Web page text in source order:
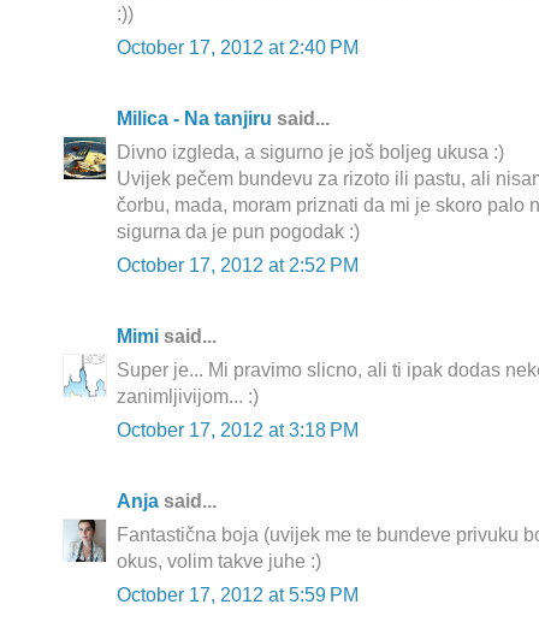
:))
October 17, 2012 at 2:40 PM
Milica - Na tanjiru said...
Divno izgleda, a sigurno je još boljeg ukusa :)
Uvijek pečem bundevu za rizoto ili pastu, ali
čorbu, mada, moram priznati da mi je skoro palo
sigurna da je pun pogodak :)
October 17, 2012 at 2:52 PM
Mimi said...
Super je... Mi pravimo slicno, ali ti ipak dodas
zanimljivijom... :)
October 17, 2012 at 3:18 PM
Anja said...
Fantastična boja (uvijek me te bundeve privuku
okus, volim takve juhe :)
October 17, 2012 at 5:59 PM